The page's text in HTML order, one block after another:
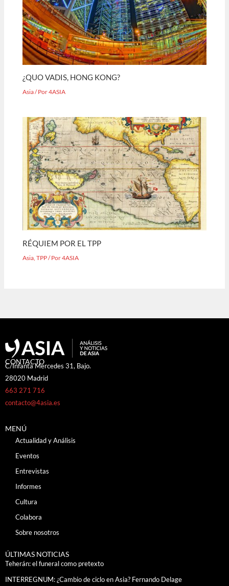
¿QUO VADIS, HONG KONG?
Asia/ Por4ASIA
RÉQUIEM POR EL TPP
Asia ,TPP/ Por4ASIA
CONTACTO
C/Infanta Mercedes 31, Bajo.
28020 Madrid
663 271 716
contacto@4asia.es
MENÚ
Actualidad y Análisis
Eventos
Entrevistas
Informes
Cultura
Colabora
Sobre nosotros
ÚLTIMAS NOTICIAS
Teherán: el funeral como pretexto
INTERREGNUM: ¿Cambio de ciclo en Asia? Fernando Delage